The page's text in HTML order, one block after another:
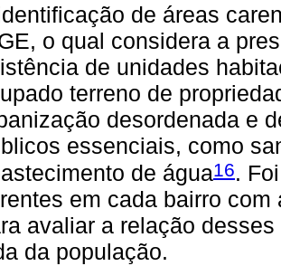
de áreas
o qual considera a
de unidades
terreno de
desordenada e
essenciais, como
de água16.
em cada bairro
avaliar a relação
da população.